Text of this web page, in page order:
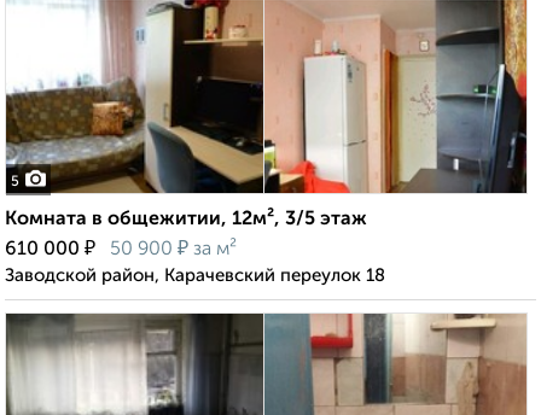
5
Комната в общежитии, 12м², 3/5 этаж
610 000 ₽ 50 900 ₽ за м²
Заводской район, Карачевский переулок 18